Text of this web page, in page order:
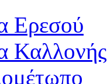
Ερεσού
Καλλονής